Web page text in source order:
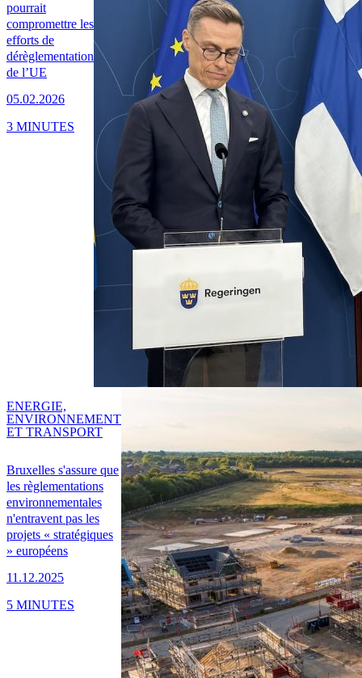
pourrait
compromettre les
efforts de
dérèglementation
de l’UE
05.02.2026
3 MINUTES
Bruxelles s'assure que
les règlementations
environnementales
n'entravent pas les
projets « stratégiques
» européens
11.12.2025
ENERGIE,
ENVIRONNEMENT
ET TRANSPORT
5 MINUTES